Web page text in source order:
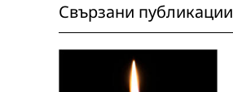
Свързани публикации